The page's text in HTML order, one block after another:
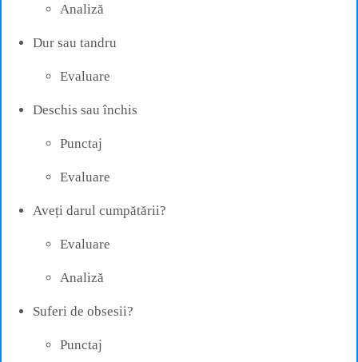
Analiză
Dur sau tandru
Evaluare
Deschis sau închis
Punctaj
Evaluare
Aveți darul cumpătării?
Evaluare
Analiză
Suferi de obsesii?
Punctaj